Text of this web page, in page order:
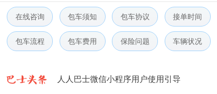
在线咨询 包车须知 包车协议 接单时间
包车流程 包车费用 保险问题 车辆状况
人人巴士春节放假通知-杭州包车网
人人巴士电话包车5月数据榜
人人巴士微信小程序用户使用引导